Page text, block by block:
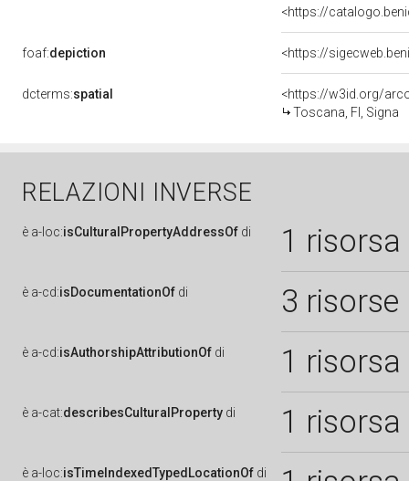
<https://
foaf:depiction <https://
dcterms:spatial
<https://w3id.org/
Toscana, FI, Signa
RELAZIONI INVERSE
è a-loc:isCulturalPropertyAddressOf di 1 risorsa
è a-cd:isDocumentationOf di 3 risorse
è a-cd:isAuthorshipAttributionOf di 1 risorsa
è a-cat:describesCulturalProperty di 1 risorsa
è a-loc:isTimeIndexedTypedLocationOf di